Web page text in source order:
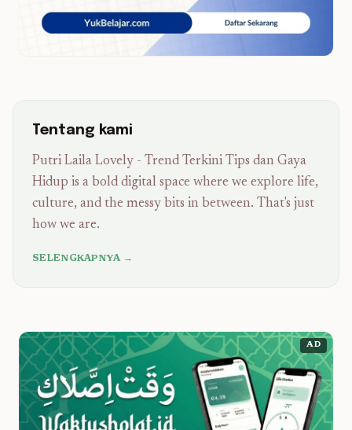
Tentang kami
Putri Laila Lovely - Trend Terkini Tips dan Gaya
Hidup is a bold digital space where we explore life,
culture, and the messy bits in between. That's just
how we are.
SELENGKAPNYA →
AD